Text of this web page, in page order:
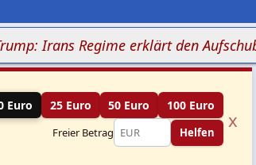
Regime erklärt den Aufschub zum
Euro 25 Euro 50 Euro 100 Euro
Freier Betrag Helfen
x